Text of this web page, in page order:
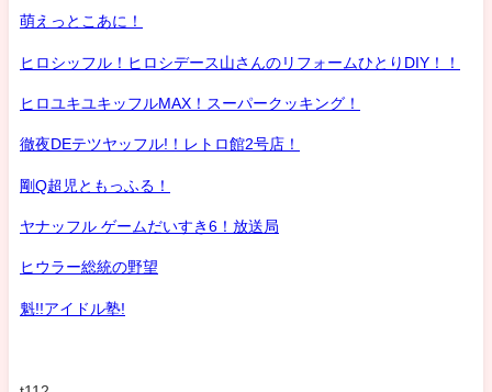
萌えっとこあに！
ヒロシッフル！ヒロシデース山さんのリフォームひとりDIY！！
ヒロユキユキッフルMAX！スーパークッキング！
徹夜DEテツヤッフル!！レトロ館2号店！
剛Q超児ともっふる！
ヤナッフル ゲームだいすき6！放送局
ヒウラー総統の野望
魁!!アイドル塾!